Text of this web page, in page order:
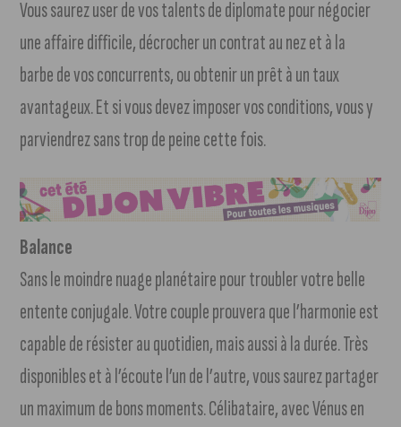
Vous saurez user de vos talents de diplomate pour négocier
une affaire difficile, décrocher un contrat au nez et à la
barbe de vos concurrents, ou obtenir un prêt à un taux
avantageux. Et si vous devez imposer vos conditions, vous y
parviendrez sans trop de peine cette fois.
Balance
Sans le moindre nuage planétaire pour troubler votre belle
entente conjugale. Votre couple prouvera que l’harmonie est
capable de résister au quotidien, mais aussi à la durée. Très
disponibles et à l’écoute l’un de l’autre, vous saurez partager
un maximum de bons moments. Célibataire, avec Vénus en